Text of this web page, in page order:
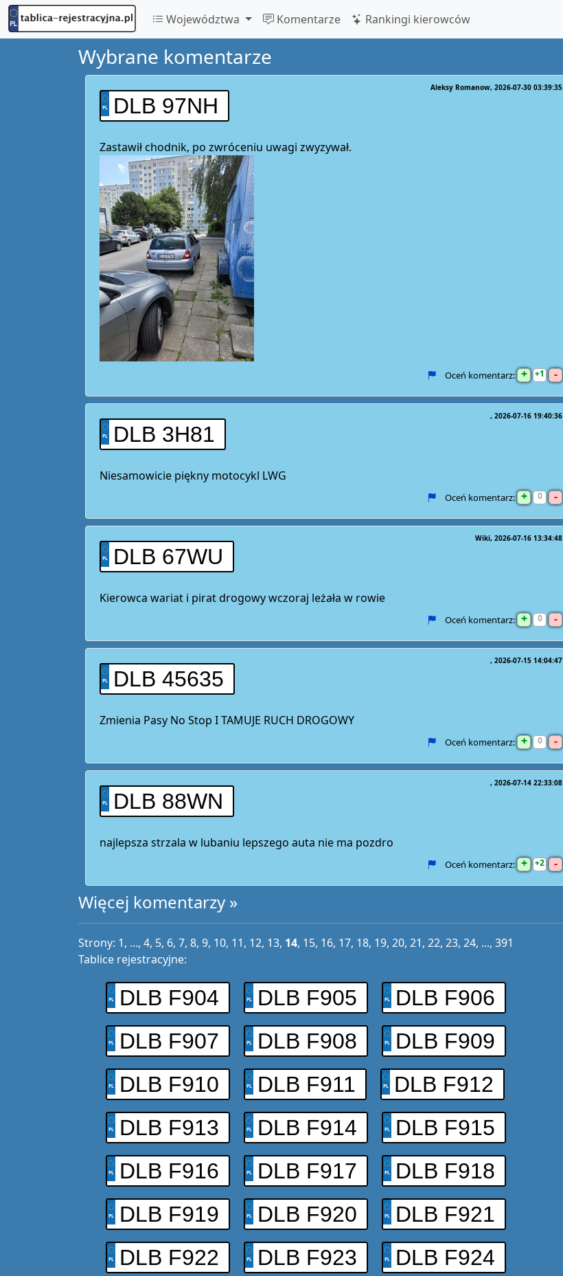
Województwa Komentarze Rankingi kierowców
Wybrane komentarze
DLB 97NH
Aleksy Romanow 2026-07-30 03:39:35
Zastawił chodnik, po zwróceniu uwagi zwyzywał.
Oceń komentarz: + 1 -
DLB 3H81
2026-07-16 19:40:36
Niesamowicie piękny motocykl LWG
Oceń komentarz: + 0 -
DLB 67WU
Wiki 2026-07-16 13:34:48
Kierowca wariat i pirat drogowy wczoraj leżała w rowie
Oceń komentarz: + 0 -
DLB 45635
2026-07-15 14:04:47
Zmienia Pasy No Stop I TAMUJE RUCH DROGOWY
Oceń komentarz: + 0 -
DLB 88WN
2026-07-14 22:33:08
najlepsza strzala w lubaniu lepszego auta nie ma pozdro
Oceń komentarz: + 2 -
Więcej komentarzy »
Strony: 1, ..., 4, 5, 6, 7, 8, 9, 10, 11, 12, 13, 14, 15, 16, 17, 18, 19, 20, 21, 22, 23, 24, ..., 391
Tablice rejestracyjne:
DLB F904 DLB F905
DLB F906
DLB F907
DLB F908
DLB F909
DLB F910
DLB F911
DLB F912
DLB F913
DLB F914
DLB F915
DLB F916
DLB F917
DLB F918
DLB F919
DLB F920
DLB F921
DLB F922
DLB F923
DLB F924